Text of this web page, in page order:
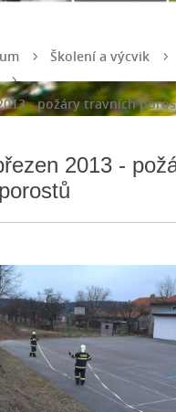
Školení a výcvik
- požáry travních
2013 -